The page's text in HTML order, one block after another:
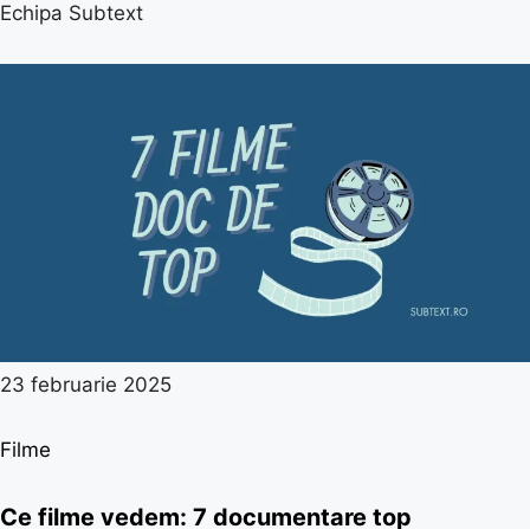
Echipa Subtext
23 februarie 2025
Filme
Ce filme vedem: 7 documentare top